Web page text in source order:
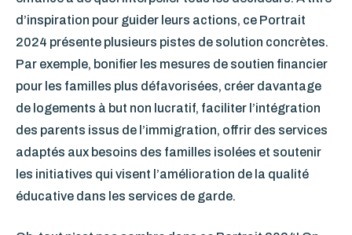
d’inspiration pour guider leurs actions, ce Portrait
2024 présente plusieurs pistes de solution concrètes.
Par exemple, bonifier les mesures de soutien financier
pour les familles plus défavorisées, créer davantage
de logements à but non lucratif, faciliter l’intégration
des parents issus de l’immigration, offrir des services
adaptés aux besoins des familles isolées et soutenir
les initiatives qui visent l’amélioration de la qualité
éducative dans les services de garde.